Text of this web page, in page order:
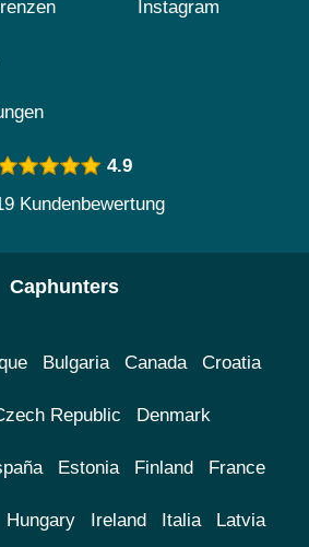
Instagram
4.9
Kundenbewertung
Caphunters
Bulgaria Canada Croatia
Republic Denmark
Estonia Finland France
Hungary Ireland Italia Latvia